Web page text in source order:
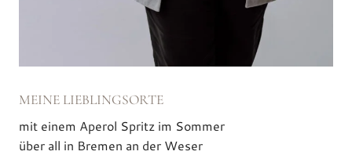
MEINE LIEBLINGSORTE
mit einem Aperol Spritz im Sommer
über all in Bremen an der Weser